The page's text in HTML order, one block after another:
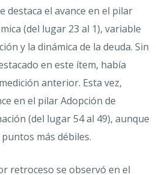
destaca el avance en el pilar
(del lugar 23 al 1), variable
y la dinámica de la deuda. Sin
en este ítem, había
anterior. Esta vez,
en el pilar Adopción de
(del lugar 54 al 49), aunque
más débiles.
retroceso se observó en el